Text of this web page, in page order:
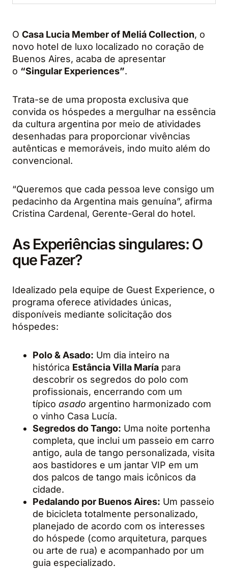
O Casa Lucia Member of Meliá Collection, o
novo hotel de luxo localizado no coração de
Buenos Aires, acaba de apresentar
o “Singular Experiences”.
Trata-se de uma proposta exclusiva que
convida os hóspedes a mergulhar na essência
da cultura argentina por meio de atividades
desenhadas para proporcionar vivências
autênticas e memoráveis, indo muito além do
convencional.
“Queremos que cada pessoa leve consigo um
pedacinho da Argentina mais genuína”, afirma
Cristina Cardenal, Gerente-Geral do hotel.
As Experiências singulares: O
que Fazer?
Idealizado pela equipe de Guest Experience, o
programa oferece atividades únicas,
disponíveis mediante solicitação dos
hóspedes:
Polo & Asado: Um dia inteiro na
histórica Estância Villa María para
descobrir os segredos do polo com
profissionais, encerrando com um
típico asado argentino harmonizado com
o vinho Casa Lucía.
Segredos do Tango: Uma noite portenha
completa, que inclui um passeio em carro
antigo, aula de tango personalizada, visita
aos bastidores e um jantar VIP em um
dos palcos de tango mais icônicos da
cidade.
Pedalando por Buenos Aires: Um passeio
de bicicleta totalmente personalizado,
planejado de acordo com os interesses
do hóspede (como arquitetura, parques
ou arte de rua) e acompanhado por um
guia especializado.